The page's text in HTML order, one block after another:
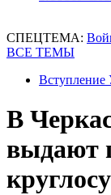
СПЕЦТЕМА:
ВСЕ ТЕМЫ
В
выдают